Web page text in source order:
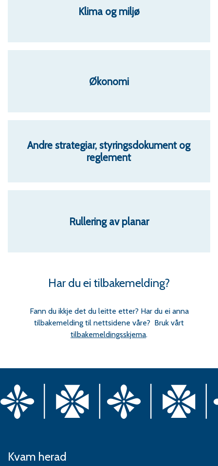
Klima og miljø
Økonomi
Andre strategiar, styringsdokument og
reglement
Rullering av planar
Har du ei tilbakemelding?
Fann du ikkje det du leitte etter? Har du ei anna
tilbakemelding til nettsidene våre? Bruk vårt
tilbakemeldingsskjema.
Kvam herad